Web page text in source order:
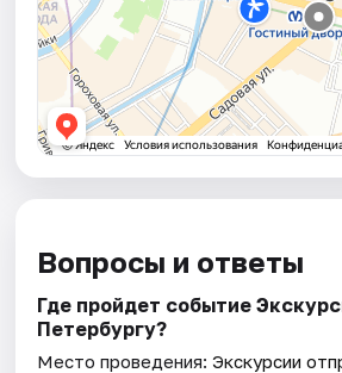
Вопросы и ответы
Где пройдет событие
Петербургу?
Место проведения:Экскурсии